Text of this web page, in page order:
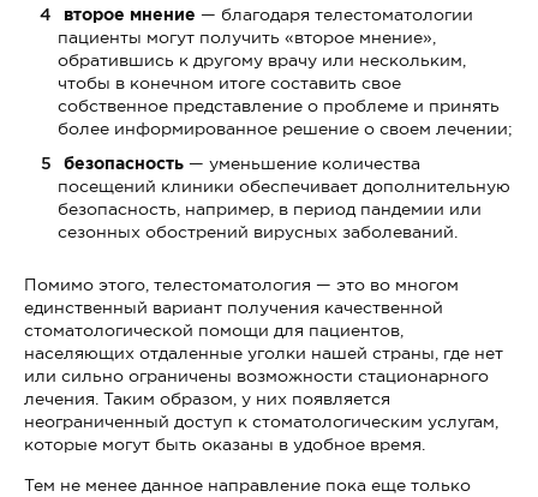
второе мнение — благодаря телестоматологии
пациенты могут получить «второе мнение»,
обратившись к другому врачу или нескольким,
чтобы в конечном итоге составить свое
собственное представление о проблеме и принять
более информированное решение о своем лечении;
безопасность — уменьшение количества
посещений клиники обеспечивает дополнительную
безопасность, например, в период пандемии или
сезонных обострений вирусных заболеваний.
Помимо этого, телестоматология — это во многом
единственный вариант получения качественной
стоматологической помощи для пациентов,
населяющих отдаленные уголки нашей страны, где нет
или сильно ограничены возможности стационарного
лечения. Таким образом, у них появляется
неограниченный доступ к стоматологическим услугам,
которые могут быть оказаны в удобное время.
Тем не менее данное направление пока еще только